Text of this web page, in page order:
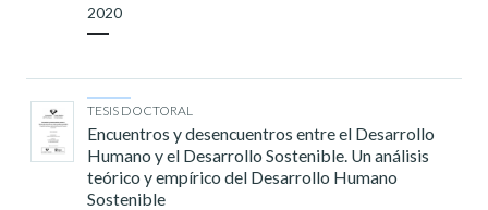
2020
TESIS DOCTORAL
Encuentros y desencuentros entre el Desarrollo
Humano y el Desarrollo Sostenible. Un análisis
teórico y empírico del Desarrollo Humano
Sostenible